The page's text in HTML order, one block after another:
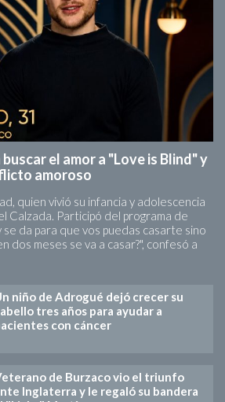
el amor a "Love is Blind" y
amoroso
quien vivió su infancia y adolescencia
Calzada. Participó del programa de
da para que vos puedas casarte sino
dos meses se va a casar?", confesó a
niño de Adrogué dejó crecer su
tres años para ayudar a
con cáncer
de Burzaco vio el triunfo
Inglaterra y le regaló su bandera